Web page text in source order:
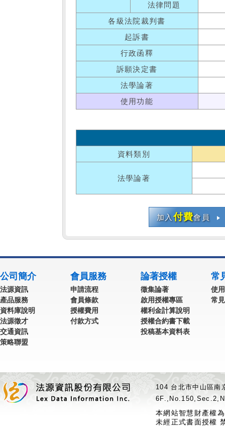
法律問題
各級法院裁判書
起訴書
行政函釋
訴願決定書
法學論著
使用功能
資料類別
法學論著
加入付費會員
公司簡介
法源資訊
產品服務
資料庫說明
法源徵才
交通資訊
策略聯盟
會員服務
申請流程
會員條款
授權費用
付款方式
論著授權
徵集論著
啟用授權專區
權利金計算說明
授權合約書下載
投稿基本資料表
常
使
常
104 台北市中山區
本網站智慧財產權
未經正式書面授權